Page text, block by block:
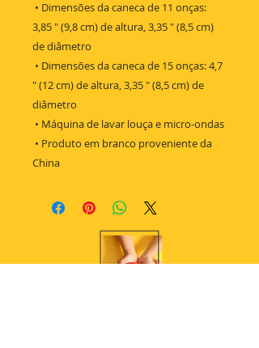
3,85 ″ (9,8 cm) de altura, 3,35 ″ (8,5 cm)
de diâmetro
″ (12 cm) de altura, 3,35 ″ (8,5 cm) de
diâmetro
• Máquina de lavar louça e micro-ondas
China